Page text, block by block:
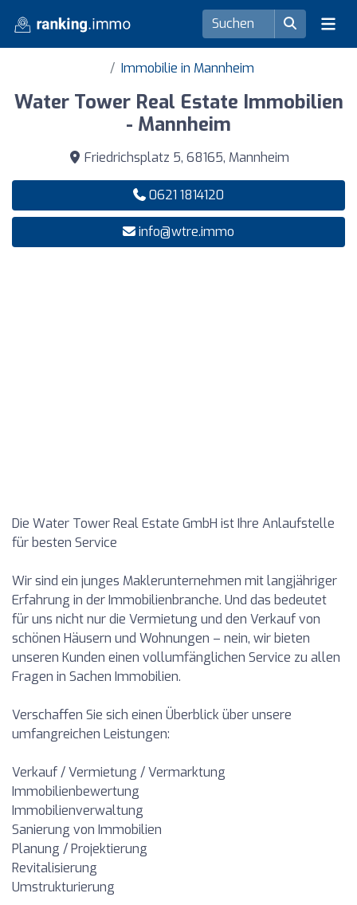
Immobilie in Mannheim
Water Tower Real Estate Immobilien
- Mannheim
Friedrichsplatz 5, 68165, Mannheim
0621 1814120
info@wtre.immo
Die Water Tower Real Estate GmbH ist Ihre Anlaufstelle
für besten Service
Wir sind ein junges Maklerunternehmen mit langjähriger
Erfahrung in der Immobilienbranche. Und das bedeutet
für uns nicht nur die Vermietung und den Verkauf von
schönen Häusern und Wohnungen – nein, wir bieten
unseren Kunden einen vollumfänglichen Service zu allen
Fragen in Sachen Immobilien.
Verschaffen Sie sich einen Überblick über unsere
umfangreichen Leistungen:
Verkauf / Vermietung / Vermarktung
Immobilienbewertung
Immobilienverwaltung
Sanierung von Immobilien
Planung / Projektierung
Revitalisierung
Umstrukturierung